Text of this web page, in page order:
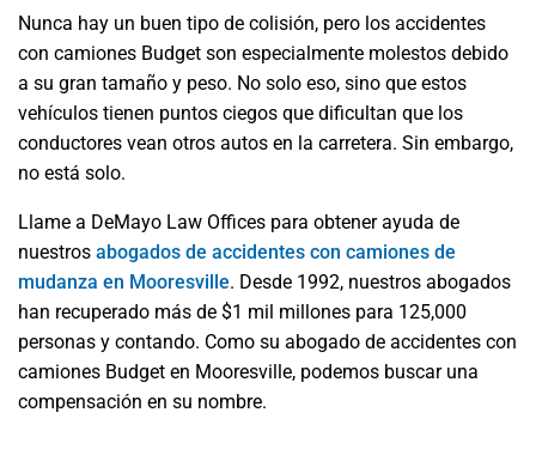
Nunca hay un buen tipo de colisión, pero los accidentes
con camiones Budget son especialmente molestos debido
a su gran tamaño y peso. No solo eso, sino que estos
vehículos tienen puntos ciegos que dificultan que los
conductores vean otros autos en la carretera. Sin embargo,
no está solo.
Llame a DeMayo Law Offices para obtener ayuda de
nuestros abogados de accidentes con camiones de
mudanza en Mooresville. Desde 1992, nuestros abogados
han recuperado más de $1 mil millones para 125,000
personas y contando. Como su abogado de accidentes con
camiones Budget en Mooresville, podemos buscar una
compensación en su nombre.